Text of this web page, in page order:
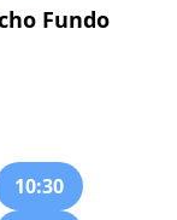
Fundo
10:30